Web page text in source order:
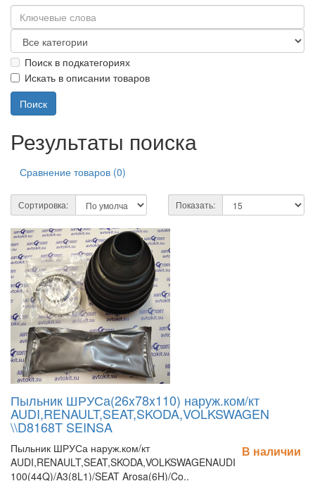
Поиск в подкатегориях
Искать в описании товаров
Результаты поиска
Сравнение товаров (0)
Сортировка: Показать:
Пыльник ШРУСа(26x78x110) наруж.ком/кт
AUDI,RENAULT,SEAT,SKODA,VOLKSWAGEN
\\D8168T SEINSA
Пыльник ШРУСа наруж.ком/кт
AUDI,RENAULT,SEAT,SKODA,VOLKSWAGENAUDI
100(44Q)/A3(8L1)/SEAT Arosa(6H)/Co..
В наличии